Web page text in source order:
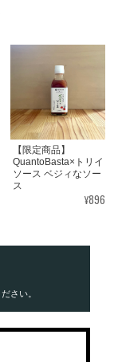
【限定商品】
QuantoBasta×トリイ
ソース ベジィなソー
ス
¥896
さい。